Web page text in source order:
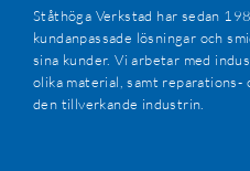
Ståthöga Verkstad har sedan
kundanpassade lösningar och
sina kunder. Vi arbetar med
olika material, samt reparations-
den tillverkande industrin.